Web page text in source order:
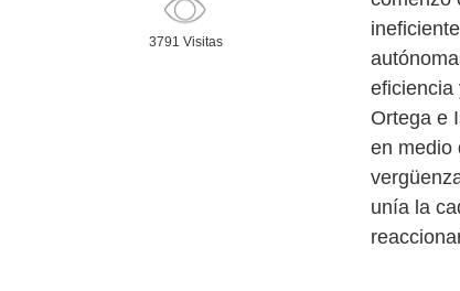
3791 Visitas
eficiencia
Ortega e
en medio
unía la